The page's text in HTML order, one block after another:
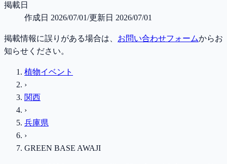
掲載日
作成日 2026/07/01/更新日 2026/07/01
掲載情報に誤りがある場合は、 お問い合わせフォームからお
知らせください。
植物イベント
›
関西
›
兵庫県
›
GREEN BASE AWAJI